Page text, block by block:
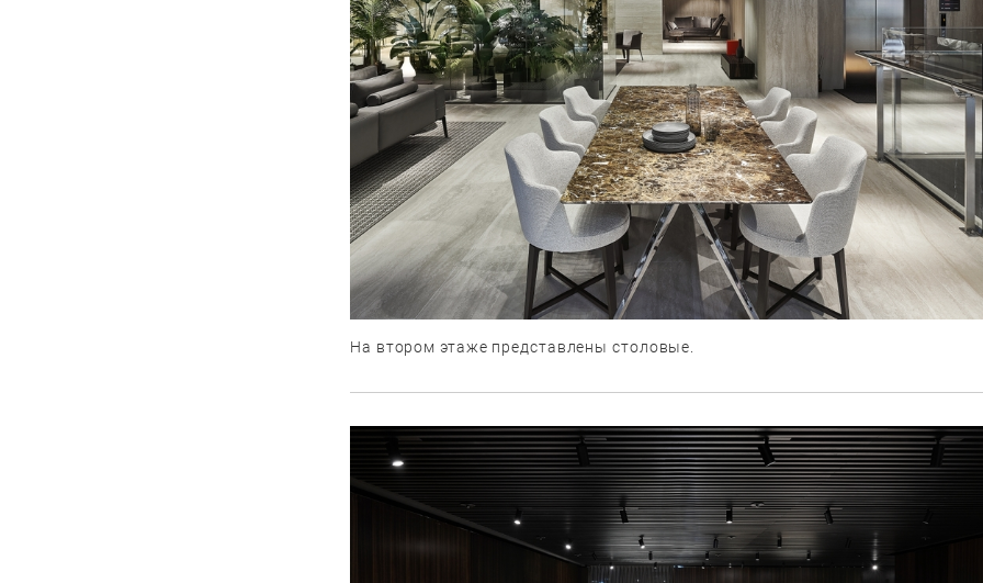
На втором этаже представлены столовые.